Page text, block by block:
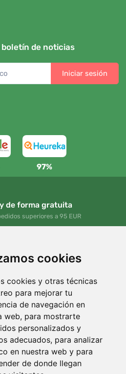
cookies
cookies y otras técnicas
para mejorar tu
de navegación en
web, para mostrarte
personalizados y
adecuados, para analizar
en nuestra web y para
de donde llegan
de noticias
Iniciar sesión
97%
de forma gratuita
superiores a 95 EUR
gratuitos
su pedido en cualquier momento
un árbol. Leer más